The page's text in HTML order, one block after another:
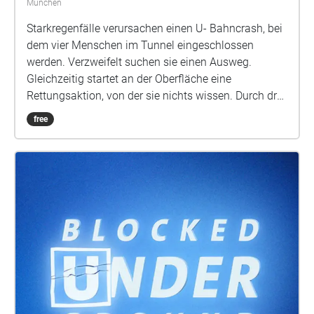
München
Starkregenfälle verursachen einen U- Bahncrash, bei
dem vier Menschen im Tunnel eingeschlossen
werden. Verzweifelt suchen sie einen Ausweg.
Gleichzeitig startet an der Oberfläche eine
Rettungsaktion, von der sie nichts wissen. Durch drei
unterschiedliche Zugänge tauchst Du in die
immersive Story ein. Im 3D-Audiowalk erleben wir die
Radioreporter und verzweifelten Angehörigen. Im 3D-
Hörspiel sind wir im Untergrund: während das
Tunnellabyrinth überflutet wird, erleben wir die
Katastrophe mitten unter den eingeschlossenen
Menschen.
https://www.ardaudiothek.de/episode/hoerspiel-
free